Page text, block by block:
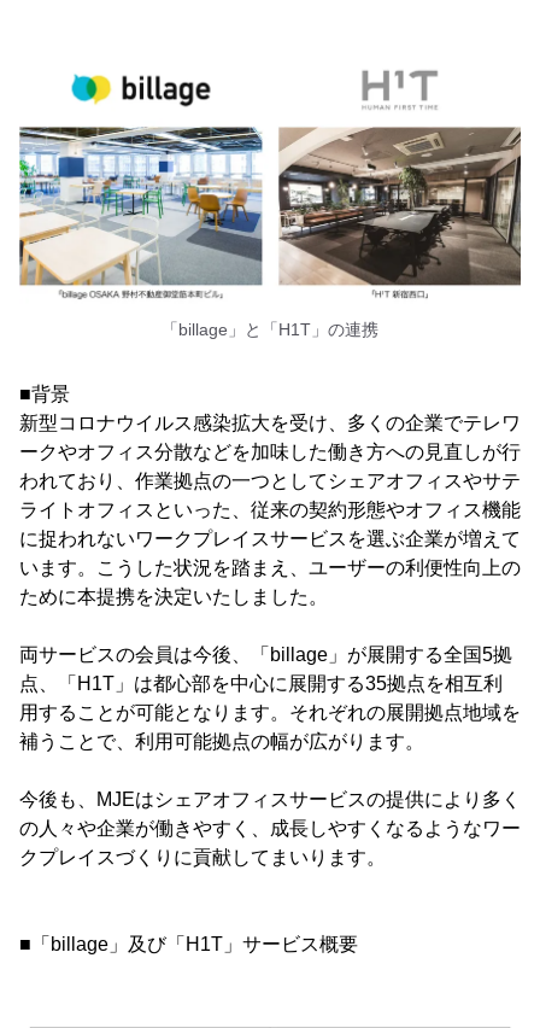
「billage」と「H1T」の連携
■背景
新型コロナウイルス感染拡大を受け、多くの企業でテレワ
ークやオフィス分散などを加味した働き方への見直しが行
われており、作業拠点の一つとしてシェアオフィスやサテ
ライトオフィスといった、従来の契約形態やオフィス機能
に捉われないワークプレイスサービスを選ぶ企業が増えて
います。こうした状況を踏まえ、ユーザーの利便性向上の
ために本提携を決定いたしました。
両サービスの会員は今後、「billage」が展開する全国5拠
点、「H1T」は都心部を中心に展開する35拠点を相互利
用することが可能となります。それぞれの展開拠点地域を
補うことで、利用可能拠点の幅が広がります。
今後も、MJEはシェアオフィスサービスの提供により多く
の人々や企業が働きやすく、成長しやすくなるようなワー
クプレイスづくりに貢献してまいります。
■「billage」及び「H1T」サービス概要